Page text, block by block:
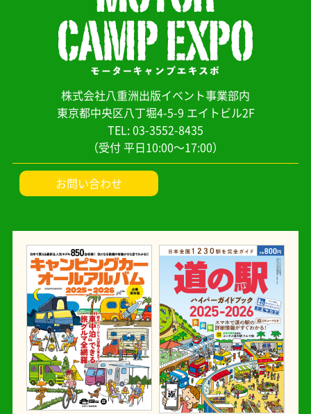
株式会社八重洲出版イベント事業部内
東京都中央区八丁堀4-5-9 エイトビル2F
TEL: 03-3552-8435
（受付 平日10:00～17:00）
お問い合わせ